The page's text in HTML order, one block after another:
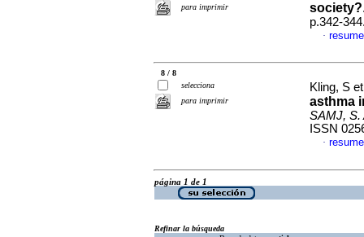
para imprimir
society?
p.342-
·
8 / 8
selecciona
para imprimir
Kling, S
asthma
SAMJ, S.
ISSN
·
página 1 de 1
Refinar la búsqueda